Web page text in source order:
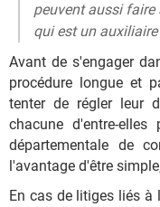
peuvent aussi faire
qui est un
Avant de s'engager
procédure longue et
tenter de régler leur
chacune d'entre-
départementale de
l'avantage d'être
En cas de litiges liés à